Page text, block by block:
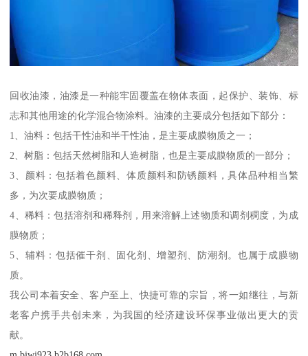
回收油漆，油漆是一种能牢固覆盖在物体表面，起保护、装饰、标
志和其他用途的化学混合物涂料。油漆的主要成分包括如下部分：
1、油料：包括干性油和半干性油，是主要成膜物质之一；
2、树脂：包括天然树脂和人造树脂，也是主要成膜物质的一部分；
3、颜料：包括着色颜料、体质颜料和防锈颜料，具体品种相当繁
多，为次要成膜物质；
4、稀料：包括溶剂和稀释剂，用来溶解上述物质和调剂稠度，为成
膜物质；
5、辅料：包括催干剂、固化剂、增塑剂、防潮剂。也属于成膜物
质。
我公司本着安全、客户至上、快捷可靠的宗旨，将一如继往，与新
老客户携手共创未来，为我国的经济建设环保事业做出更大的贡
献。